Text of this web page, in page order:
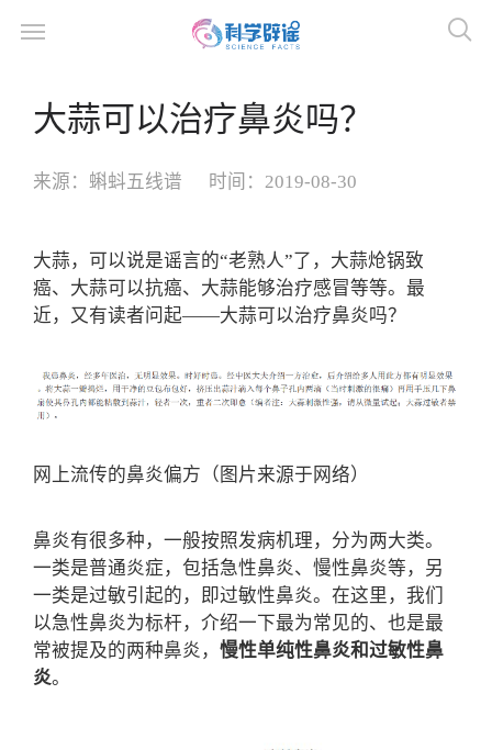
大蒜可以治疗鼻炎吗？
来源： 蝌蚪五线谱 时间： 2019-08-30
大蒜，可以说是谣言的“老熟人”了，大蒜炝锅致
癌、大蒜可以抗癌、大蒜能够治疗感冒等等。最
近，又有读者问起——大蒜可以治疗鼻炎吗？
网上流传的鼻炎偏方（图片来源于网络）
鼻炎有很多种，一般按照发病机理，分为两大类。
一类是普通炎症，包括急性鼻炎、慢性鼻炎等，另
一类是过敏引起的，即过敏性鼻炎。在这里，我们
以急性鼻炎为标杆，介绍一下最为常见的、也是最
常被提及的两种鼻炎， 慢性单纯性鼻炎和过敏性鼻
炎。